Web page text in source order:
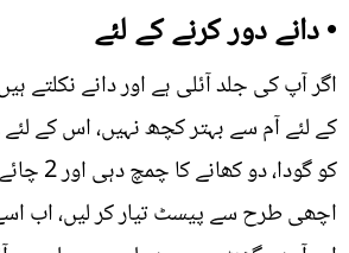
• دانے دور کرنے کے لئے
اگر آپ کی جلد آئلی ہے اور دانے نکلتے
کو گودا،
اچھی طرح سے پیسٹ تیار کر لیں، اب